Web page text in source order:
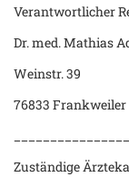
Verantwortlicher
Dr. med. Mathias
Weinstr. 39
76833 Frankweiler
Zuständige